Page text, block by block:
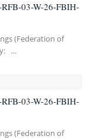
03-W-26-FBIH-
(Federation of
…
03-W-26-FBIH-
(Federation of